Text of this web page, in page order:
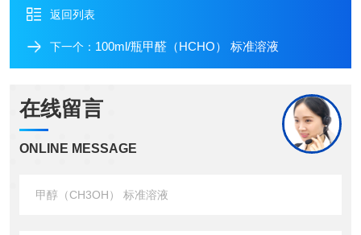
返回列表
下一个： 100ml/瓶甲醛（HCHO） 标准溶液
在线留言
ONLINE MESSAGE